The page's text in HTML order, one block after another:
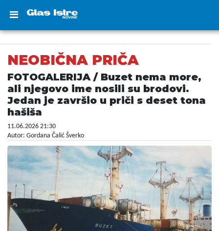
NEOBIČNA PRIČA
FOTOGALERIJA / Buzet nema more,
ali njegovo ime nosili su brodovi.
Jedan je završio u priči s deset tona
hašiša
11.06.2026 21:30
Autor: Gordana Čalić Šverko